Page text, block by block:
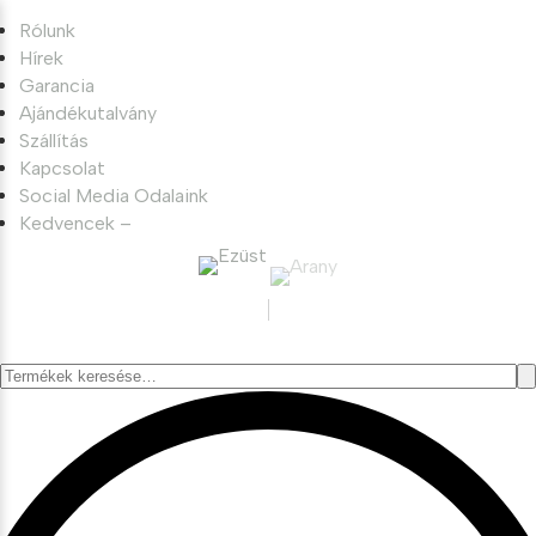
Rólunk
Hírek
Garancia
Ajándékutalvány
Szállítás
Kapcsolat
Social Media Odalaink
Kedvencek –
Keresés
következőre: